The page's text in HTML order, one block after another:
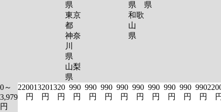
県
東京
都
神奈
川
県
山梨
県
県
和歌
山
県
県
0～
3,979
円
2200
円
1320
円
1320
円
990
円
990
円
990
円
990
円
990
円
990
円
990
円
990
円
990
円